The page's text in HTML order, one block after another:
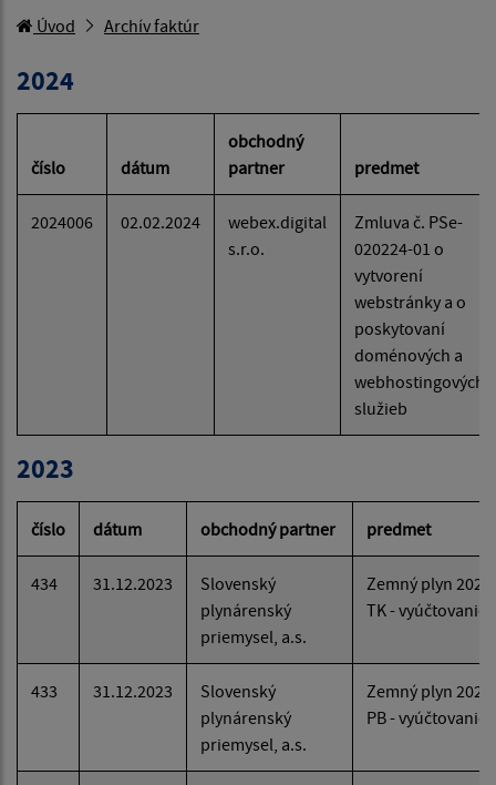
Úvod Archív faktúr
2024
číslo dátum
obchodný
partner
predmet
2024006 02.02.2024
webex.digital
s.r.o.
Zmluva č. PSe-
020224-01 o
vytvorení
webstránky a o
poskytovaní
doménových a
webhostingových
služieb
2023
číslo dátum obchodný partner predmet
434 31.12.2023
Slovenský
plynárenský
priemysel, a.s.
Zemný plyn 2023
TK - vyúčtovanie
433 31.12.2023
Slovenský
plynárenský
priemysel, a.s.
Zemný plyn 2023
PB - vyúčtovanie